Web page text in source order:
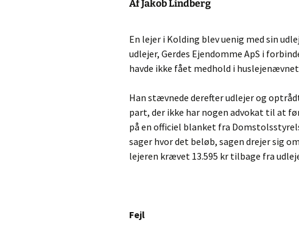
Af Jakob Lindberg
En lejer i Kolding blev uenig med sin
udlejer, Gerdes Ejendomme ApS i
havde ikke fået medhold i
Han stævnede derefter udlejer og
part, der ikke har nogen advokat til at
på en officiel blanket fra
sager hvor det beløb, sagen drejer sig
lejeren krævet 13.595 kr tilbage fra
Fejl